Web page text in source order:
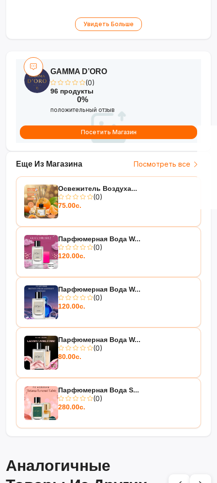
Увидеть Больше
Еще Из Магазина Посмотреть все
Освежитель Воздуха...
(0)
75.00с.
Парфюмерная Вода W...
(0)
120.00с.
Парфюмерная Вода W...
(0)
120.00с.
Парфюмерная Вода W...
(0)
80.00с.
Парфюмерная Вода S...
(0)
280.00с.
GAMMA D’ORO
(0)
96 продукты
0%
положительный отзыв
Посетить Магазин
Аналогичные